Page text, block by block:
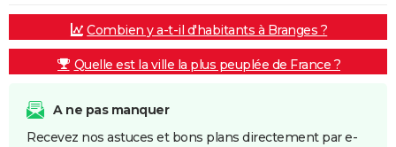
Combien y a-t-il d'habitants à Branges ?
Quelle est la ville la plus peuplée de France ?
A ne pas manquer
Recevez nos astuces et bons plans directement par e-